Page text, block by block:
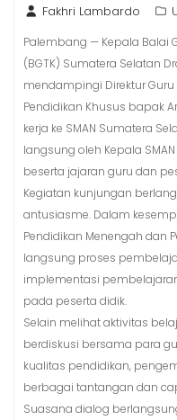
Fakhri Lambardo
Palembang — Kepala Balai
(BGTK) Sumatera Selatan
mendampingi Direktur
Pendidikan Khusus bapak
kerja ke SMAN Sumatera
langsung oleh Kepala
beserta jajaran guru dan
Kegiatan kunjungan
antusiasme. Dalam
Pendidikan Menengah dan
langsung proses
implementasi
pada peserta didik.
Selain melihat aktivitas
berdiskusi bersama para
kualitas pendidikan,
berbagai tantangan dan
Suasana dialog